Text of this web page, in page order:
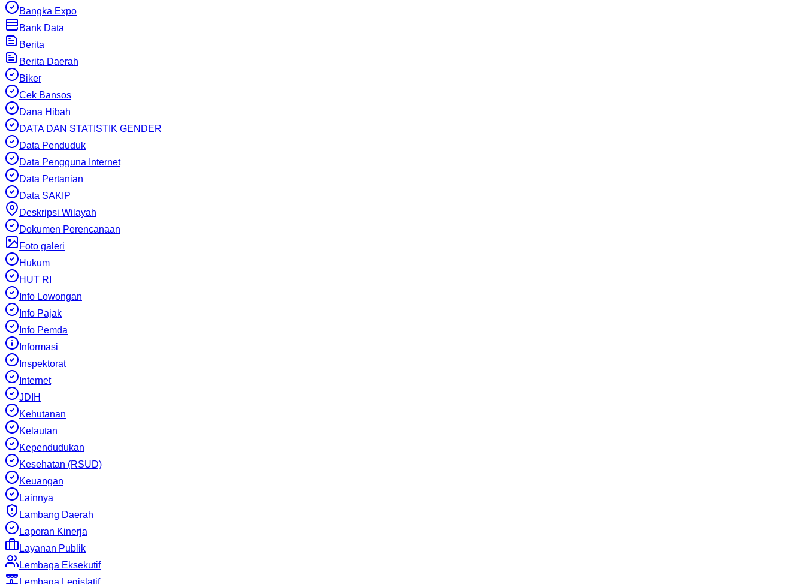
Bangka Expo
Bank Data
Berita
Berita Daerah
Biker
Cek Bansos
Dana Hibah
DATA DAN STATISTIK GENDER
Data Penduduk
Data Pengguna Internet
Data Pertanian
Data SAKIP
Deskripsi Wilayah
Dokumen Perencanaan
Foto galeri
Hukum
HUT RI
Info Lowongan
Info Pajak
Info Pemda
Informasi
Inspektorat
Internet
JDIH
Kehutanan
Kelautan
Kependudukan
Kesehatan (RSUD)
Keuangan
Lainnya
Lambang Daerah
Laporan Kinerja
Layanan Publik
Lembaga Eksekutif
Lembaga Legislatif